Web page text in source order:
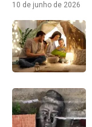
10 de junho de 2026